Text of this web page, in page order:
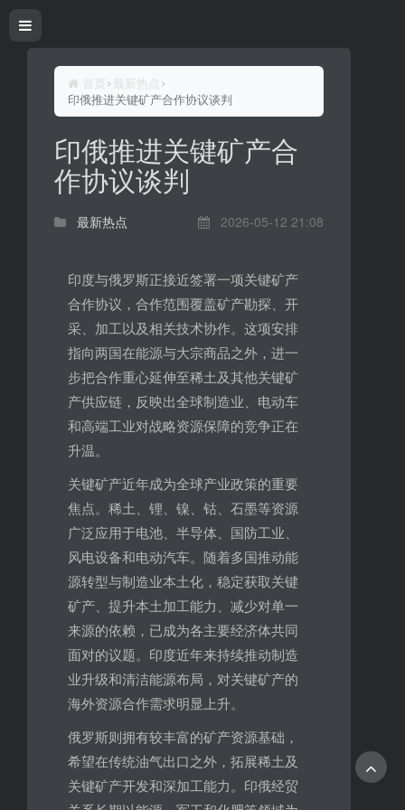
首页
最新热点
印俄推进关键矿产合作协议谈判
印俄推进关键矿产合
作协议谈判
最新热点 2026-05-12 21:08
印度与俄罗斯正接近签署一项关键矿产
合作协议，合作范围覆盖矿产勘探、开
采、加工以及相关技术协作。这项安排
指向两国在能源与大宗商品之外，进一
步把合作重心延伸至稀土及其他关键矿
产供应链，反映出全球制造业、电动车
和高端工业对战略资源保障的竞争正在
升温。
关键矿产近年成为全球产业政策的重要
焦点。稀土、锂、镍、钴、石墨等资源
广泛应用于电池、半导体、国防工业、
风电设备和电动汽车。随着多国推动能
源转型与制造业本土化，稳定获取关键
矿产、提升本土加工能力、减少对单一
来源的依赖，已成为各主要经济体共同
面对的议题。印度近年来持续推动制造
业升级和清洁能源布局，对关键矿产的
海外资源合作需求明显上升。
俄罗斯则拥有较丰富的矿产资源基础，
希望在传统油气出口之外，拓展稀土及
关键矿产开发和深加工能力。印俄经贸